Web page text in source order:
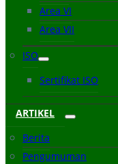
Area VI
Area VII
ISO
Sertifikat ISO
ARTIKEL
Berita
Pengumuman